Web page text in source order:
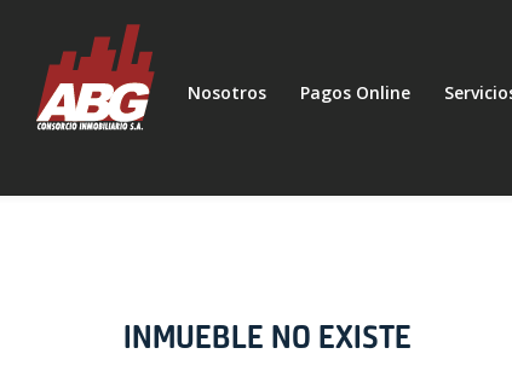
Nosotros Pagos Online
INMUEBLE NO EXISTE